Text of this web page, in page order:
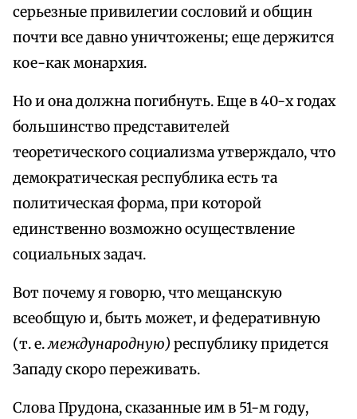
серьезные привилегии сословий и общин
почти все давно уничтожены; еще держится
кое-как монархия.
Но и она должна погибнуть. Еще в 40-х годах
большинство представителей
теоретического социализма утверждало, что
демократическая республика есть та
политическая форма, при которой
единственно возможно осуществление
социальных задач.
Вот почему я говорю, что мещанскую
всеобщую и, быть может, и федеративную
(т. е.международную) республику придется
Западу скоро переживать.
Слова Прудона, сказанные им в 51-м году,